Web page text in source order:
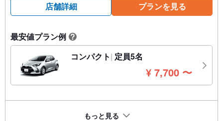
店舗詳細 プランを見る
最安値プラン例 ?
コンパクト 定員5名
¥ 7,700 円
〜
もっと見る